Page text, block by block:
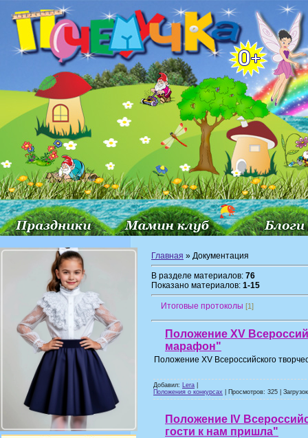
Главная » Документация
В разделе материалов: 76
Показано материалов: 1-15
Итоговые протоколы [1]
Положение XV
марафон"
Положение XV Всероссийского
Добавил: Lera
Положения о конкурсах | Просмотров: 325 |
Положение IV
гости к нам пришла"